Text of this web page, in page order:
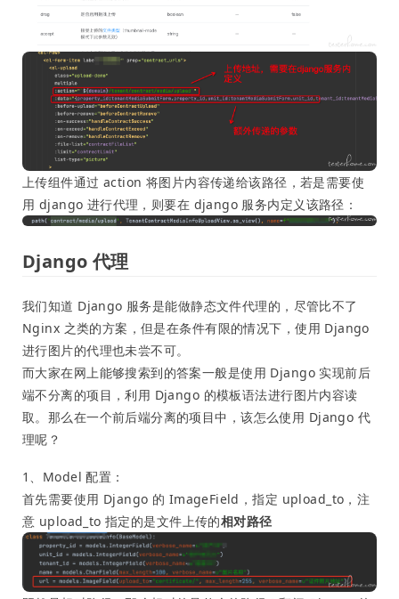
上传组件通过 action 将图片内容传递给该路径，若是需要使
用 django 进行代理，则要在 django 服务内定义该路径：
Django 代理
我们知道 Django 服务是能做静态文件代理的，尽管比不了
Nginx 之类的方案，但是在条件有限的情况下，使用 Django
进行图片的代理也未尝不可。
而大家在网上能够搜索到的答案一般是使用 Django 实现前后
端不分离的项目，利用 Django 的模板语法进行图片内容读
取。那么在一个前后端分离的项目中，该怎么使用 Django 代
理呢？
1、Model 配置：
首先需要使用 Django 的 ImageField，指定 upload_to，注
意 upload_to 指定的是文件上传的相对路径